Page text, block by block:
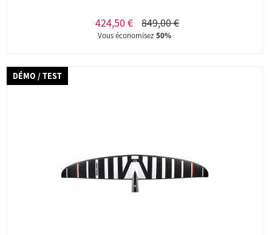
424,50 € 849,00 €
Vous économisez50%
DÉMO / TEST